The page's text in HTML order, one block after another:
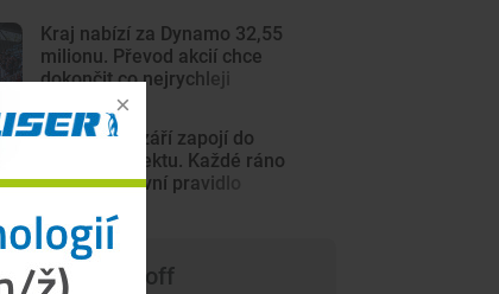
Kraj nabízí za Dynamo 32,55
milionu. Převod akcií chce
dokončit co nejrychleji
Školky se v září zapojí do
nového projektu. Každé ráno
jedno dopravní pravidlo
píše Trade-off